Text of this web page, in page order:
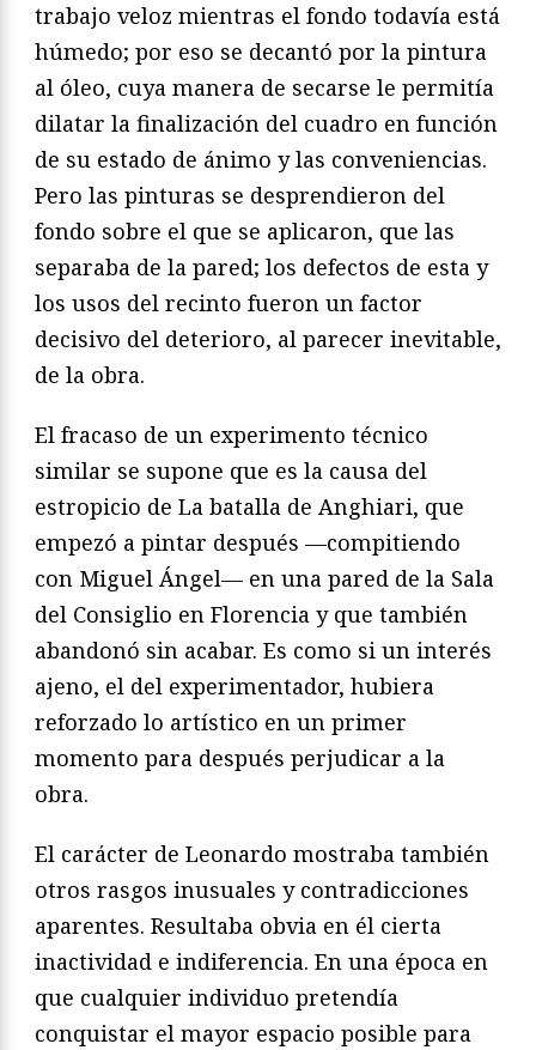
trabajo veloz mientras el fondo todavía está
húmedo; por eso se decantó por la pintura
al óleo, cuya manera de secarse le permitía
dilatar la finalización del cuadro en función
de su estado de ánimo y las conveniencias.
Pero las pinturas se desprendieron del
fondo sobre el que se aplicaron, que las
separaba de la pared; los defectos de esta y
los usos del recinto fueron un factor
decisivo del deterioro, al parecer inevitable,
de la obra.
El fracaso de un experimento técnico
similar se supone que es la causa del
estropicio de La batalla de Anghiari, que
empezó a pintar después —compitiendo
con Miguel Ángel— en una pared de la Sala
del Consiglio en Florencia y que también
abandonó sin acabar. Es como si un interés
ajeno, el del experimentador, hubiera
reforzado lo artístico en un primer
momento para después perjudicar a la
obra.
El carácter de Leonardo mostraba también
otros rasgos inusuales y contradicciones
aparentes. Resultaba obvia en él cierta
inactividad e indiferencia. En una época en
que cualquier individuo pretendía
conquistar el mayor espacio posible para